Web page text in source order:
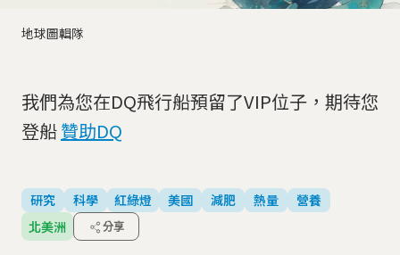
地球圖輯隊
我們為您在DQ飛行船預留了VIP位子，期待您
登船贊助DQ
研究 科學 紅綠燈 美國 減肥 熱量
營養
北美洲
分享